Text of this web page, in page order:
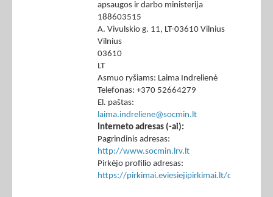
apsaugos ir darbo ministerija
188603515
A. Vivulskio g. 11, LT-03610 Vilnius
Vilnius
03610
LT
Asmuo ryšiams: Laima Indrelienė
Telefonas: +370 52664279
El. paštas:
laima.indreliene@socmin.lt
Interneto adresas (-ai):
Pagrindinis adresas:
http://www.socmin.lrv.lt
Pirkėjo profilio adresas:
https://pirkimai.eviesiejipirkimai.lt/ctm/